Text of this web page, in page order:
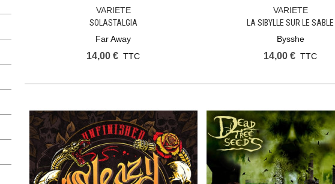
Ajouter Au Panier
VARIETE
SOLASTALGIA
Far Away
14,00 € TTC
Ajouter Au Panier
VARIETE
LA SIBYLLE SUR LE SABLE
Bysshe
14,00 € TTC